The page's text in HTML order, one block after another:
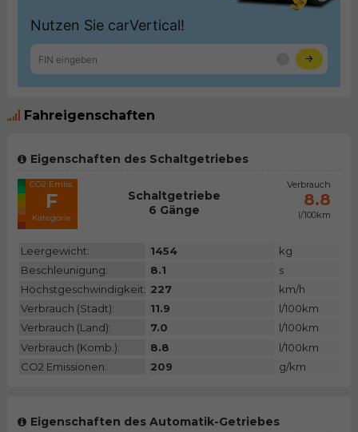
Fahreigenschaften
Eigenschaften des Schaltgetriebes
CO2 Emiss.
F
Kategorie
Schaltgetriebe
6 Gänge
Verbrauch
8.8
l/100km
Leergewicht: 1454
kg
Beschleunigung:
8.1
s
Höchstgeschwindigkeit: 227
km/h
Verbrauch (Stadt):
11.9
l/100km
Verbrauch (Land):
7.0
l/100km
Verbrauch (Komb.):
8.8
l/100km
CO2 Emissionen:
209 g/km
Eigenschaften des Automatik-Getriebes